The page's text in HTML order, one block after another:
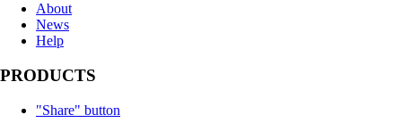
About
News
Help
PRODUCTS
"Share" button